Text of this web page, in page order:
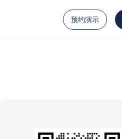
预约演示